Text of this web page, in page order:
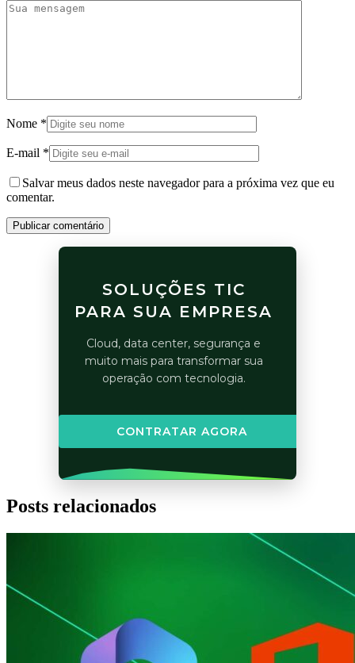
Nome *
E-mail *
Salvar meus dados neste navegador para a próxima vez que eu
comentar.
Publicar comentário
SOLUÇÕES TIC
PARA SUA EMPRESA
Cloud, data center, segurança e
muito mais para transformar sua
operação com tecnologia.
CONTRATAR AGORA
Posts relacionados